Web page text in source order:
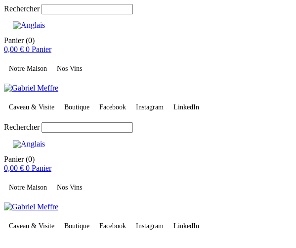
Rechercher
Panier (0)
0,00 € 0 Panier
Notre Maison Nos Vins
Caveau & Visite Boutique Facebook Instagram LinkedIn
Rechercher
Panier (0)
0,00 € 0 Panier
Notre Maison Nos Vins
Caveau & Visite Boutique Facebook Instagram LinkedIn